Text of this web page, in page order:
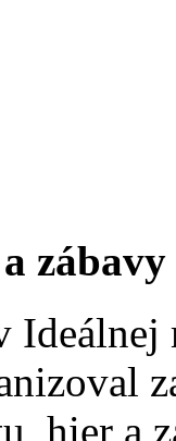
zábavy
hier a